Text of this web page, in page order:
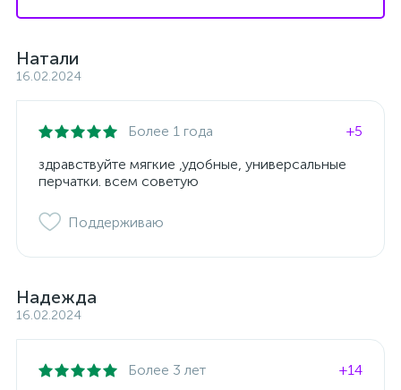
Натали
16.02.2024
Более 1 года
+5
здравствуйте мягкие ,удобные, универсальные
перчатки. всем советую
Поддерживаю
Надежда
16.02.2024
Более 3 лет
+14